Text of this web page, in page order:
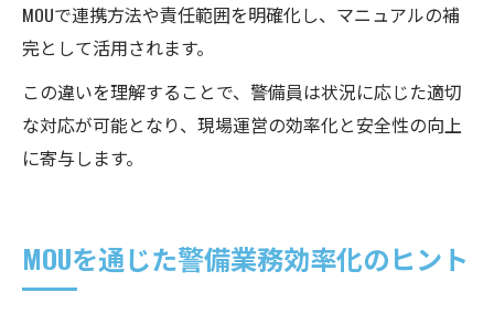
MOUで連携方法や責任範囲を明確化し、マニュアルの補
完として活用されます。
この違いを理解することで、警備員は状況に応じた適切
な対応が可能となり、現場運営の効率化と安全性の向上
に寄与します。
MOUを通じた警備業務効率化のヒント